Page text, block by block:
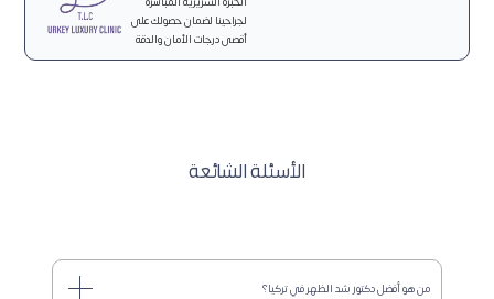
لجراحينا لضمان حصولك على
أقصى درجات الأمان والدقة
الأسئلة الشائعة
من هو أفضل دكتور شد الظهر في تركيا؟